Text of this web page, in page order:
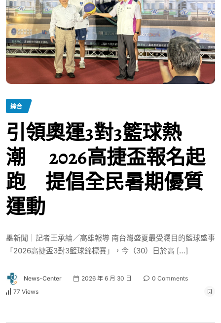
綜合
引領奧運3對3籃球熱
潮 2026高捷盃報名起
跑 提倡全民暑期優質
運動
墨新聞｜記者王承綸／高雄報導 南台灣盛夏最受矚目的籃球盛事
「2026高捷盃3對3籃球錦標賽」，今（30）日於高 […]
News-Center 2026 年 6 月 30 日
0 Comments
77 Views